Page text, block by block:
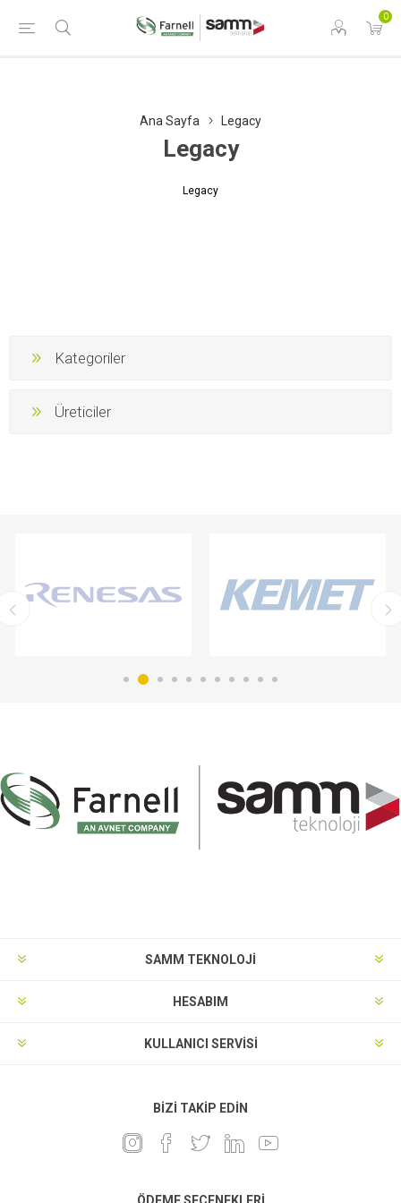
0
Ana Sayfa Legacy
Legacy
Legacy
Kategoriler
Üreticiler
SAMM TEKNOLOJİ
HESABIM
KULLANICI SERVISI
BIZI TAKIP EDIN